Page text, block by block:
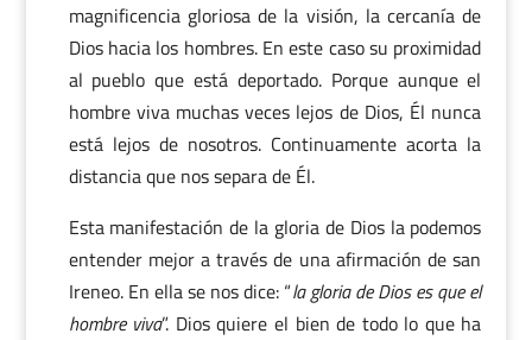
magnificencia gloriosa de la visión, la cercanía de
Dios hacia los hombres. En este caso su proximidad
al pueblo que está deportado. Porque aunque el
hombre viva muchas veces lejos de Dios, Él nunca
está lejos de nosotros. Continuamente acorta la
distancia que nos separa de Él.
Esta manifestación de la gloria de Dios la podemos
entender mejor a través de una afirmación de san
Ireneo. En ella se nos dice: “la gloria de Dios es que el
hombre viva”. Dios quiere el bien de todo lo que ha